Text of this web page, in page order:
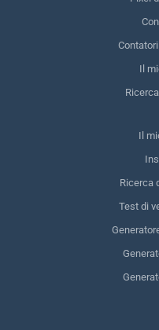
Il
Il
Ricerca
Test di